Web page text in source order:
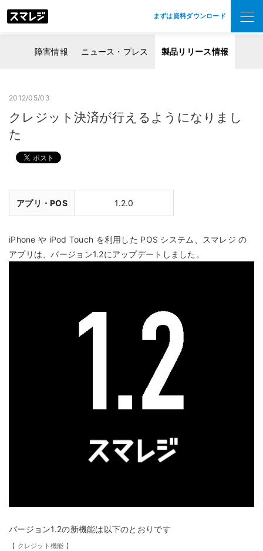
まずは資料ダウンロード
障害情報 ニュース・プレス 製品リリース情報
2012/05/03
クレジット決済が行えるようになりまし
た
アプリ・POS 1.2.0
iPhone や iPod Touch を利用した POS システム、スマレジ の
アプリは、バージョン1.2にアップデートしました。
バージョン1.2の新機能は以下のとおりです
【 クレジット機能 】